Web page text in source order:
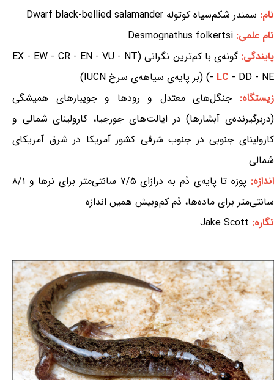
نام: سمندر شکم‌سیاه کوتوله Dwarf black-bellied salamander
نام علمی: Desmognathus folkertsi
پایندگی:
گونه‌ی با کم‌ترین نگرانی (EX - EW - CR - EN - VU - NT
- LC - DD - NE) (بر پایه‌ی سیاهه‌ی سرخ IUCN)
زیستگاه: جنگل‌های معتدل و رودها و جویبارهای همیشگی
(دربرگیرنده‌ی آبشارها) در ایالت‌های جورجیا، کارولینای شمالی و
کارولینای جنوبی در جنوب شرقی کشور آمریکا در شرق آمریکای
شمالی
اندازه:
پوزه تا پایه‌ی دُم به درازای ۷/۵ سانتی‌متر برای نرها و ۸/۱
سانتی‌متر برای ماده‌ها، دُم کم‌وبیش همین اندازه
نگاره: Jake Scott